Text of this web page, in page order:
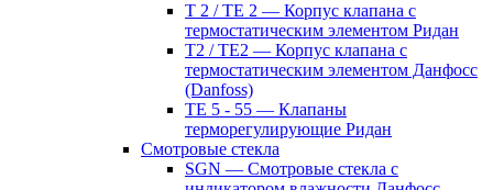
T 2 / TE 2 — Корпус клапана с
термостатическим элементом Ридан
T2 / TE2 — Корпус клапана с
термостатическим элементом Данфосс
(Danfoss)
TE 5 - 55 — Клапаны
терморегулирующие Ридан
Смотровые стекла
SGN — Смотровые стекла с